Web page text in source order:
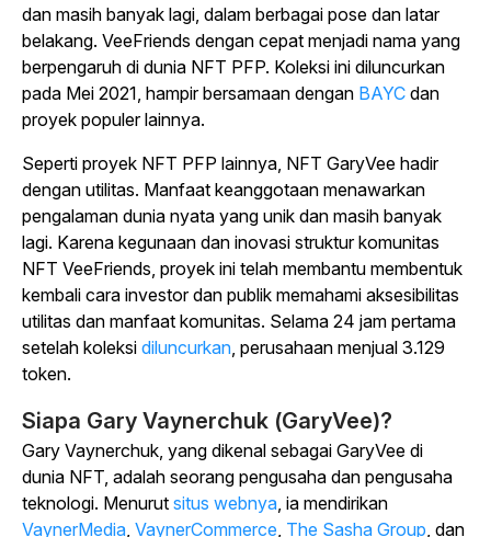
dan masih banyak lagi, dalam berbagai pose dan latar
belakang. VeeFriends dengan cepat menjadi nama yang
berpengaruh di dunia NFT PFP. Koleksi ini diluncurkan
pada Mei 2021, hampir bersamaan dengan BAYC dan
proyek populer lainnya.
Seperti proyek NFT PFP lainnya, NFT GaryVee hadir
dengan utilitas. Manfaat keanggotaan menawarkan
pengalaman dunia nyata yang unik dan masih banyak
lagi. Karena kegunaan dan inovasi struktur komunitas
NFT VeeFriends, proyek ini telah membantu membentuk
kembali cara investor dan publik memahami aksesibilitas
utilitas dan manfaat komunitas. Selama 24 jam pertama
setelah koleksi diluncurkan, perusahaan menjual 3.129
token.
Siapa Gary Vaynerchuk (GaryVee)?
Gary Vaynerchuk, yang dikenal sebagai GaryVee di
dunia NFT, adalah seorang pengusaha dan pengusaha
teknologi. Menurut situs webnya, ia mendirikan
VaynerMedia, VaynerCommerce, The Sasha Group, dan